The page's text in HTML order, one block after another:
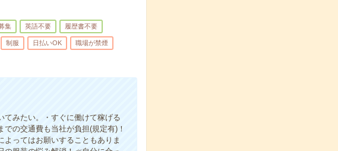
集 英語不要 履歴書不要
制服 日払いOK 職場が禁煙
みたい。・すぐに働けて稼げる
の交通費も当社が負担(規定有)！
ってはお願いすることもありま